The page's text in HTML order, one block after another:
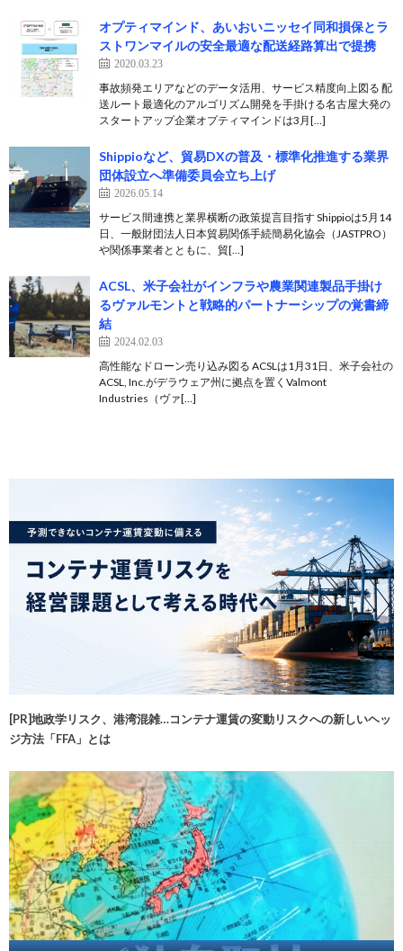
オプティマインド、あいおいニッセイ同和損保とラ
ストワンマイルの安全最適な配送経路算出で提携
2020.03.23
事故頻発エリアなどのデータ活用、サービス精度向上図る 配
送ルート最適化のアルゴリズム開発を手掛ける名古屋大発の
スタートアップ企業オプティマインドは3月[…]
Shippioなど、貿易DXの普及・標準化推進する業界
団体設立へ準備委員会立ち上げ
2026.05.14
サービス間連携と業界横断の政策提言目指す Shippioは5月14
日、一般財団法人日本貿易関係手続簡易化協会（JASTPRO）
や関係事業者とともに、貿[…]
ACSL、米子会社がインフラや農業関連製品手掛け
るヴァルモントと戦略的パートナーシップの覚書締
結
2024.02.03
高性能なドローン売り込み図る ACSLは1月31日、米子会社の
ACSL, Inc.がデラウェア州に拠点を置くValmont
Industries（ヴァ[…]
[PR]地政学リスク、港湾混雑…コンテナ運賃の変動リスクへの新しいヘッ
ジ方法「FFA」とは